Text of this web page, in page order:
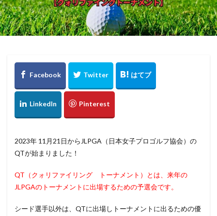
2023年 11月21日からJLPGA（日本女子プロゴルフ協会）の
QTが始まりました！
QT（クォリファイリング トーナメント）とは、来年の
JLPGAのトーナメントに出場するための予選会です。
シード選手以外は、QTに出場しトーナメントに出るための優